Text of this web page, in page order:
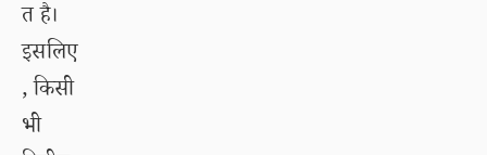
त है।
इसलिए
, किसी
भी